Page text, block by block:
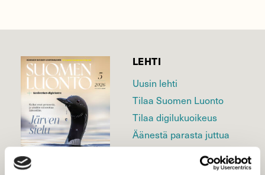
LEHTI
Uusin lehti
Tilaa Suomen Luonto
Tilaa digilukuoikeus
Äänestä parasta juttua